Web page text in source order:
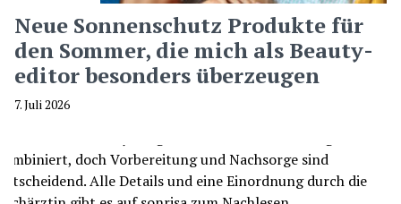
Neue Sonnenschutz Produkte für
den Sommer, die mich als Beauty-
editor besonders überzeugen
7. Juli 2026